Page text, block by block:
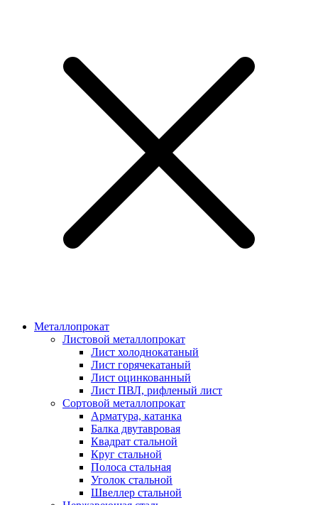
Металлопрокат
Листовой металлопрокат
Лист холоднокатаный
Лист горячекатаный
Лист оцинкованный
Лист ПВЛ, рифленый лист
Сортовой металлопрокат
Арматура, катанка
Балка двутавровая
Квадрат стальной
Круг стальной
Полоса стальная
Уголок стальной
Швеллер стальной